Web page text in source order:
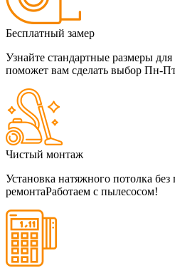
Бесплатный замер
Узнайте стандартные размеры
поможет вам сделать выбор Пн-
Чистый монтаж
Установка натяжного потолка
ремонтаРаботаем с пылесосом!